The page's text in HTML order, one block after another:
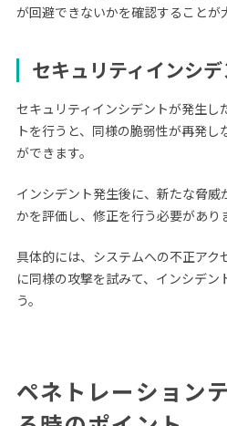
が回避できないかを確認することが
セキュリティインシ
セキュリティインシデントが発生し
トを行うと、同様の脆弱性が再発
ができます。
インシデント発生後に、新たな脅威
かを評価し、修正を行う必要があり
具体的には、システムへの不正アク
に同様の攻撃を試みて、インシデン
う。
ペネトレーション